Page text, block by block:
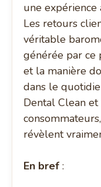
une expérience
Les retours
véritable
générée par ce
et la manière
dans le
Dental Clean
révèlent
En bref :